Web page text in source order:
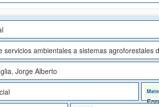
servicios ambientales a sistemas
Jorge Alberto